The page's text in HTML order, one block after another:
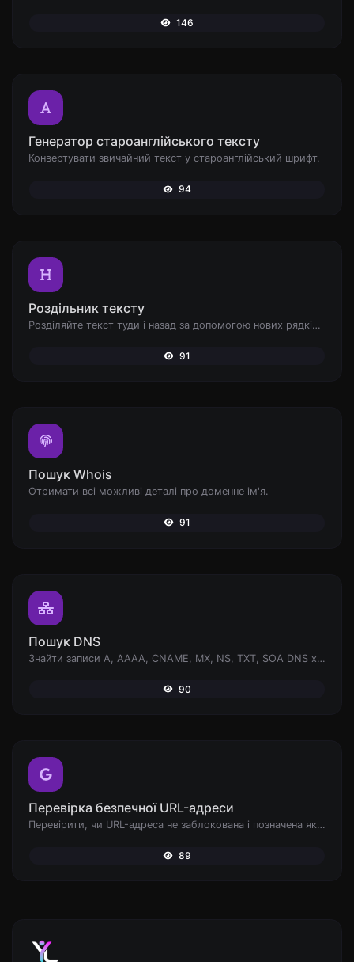
146
Генератор староанглійського тексту
Конвертувати звичайний текст у староанглійський шрифт.
94
Роздільник тексту
Розділяйте текст туди і назад за допомогою нових рядків, ком, крапок... і т.д.
91
Пошук Whois
Отримати всі можливі деталі про доменне ім'я.
91
Пошук DNS
Знайти записи A, AAAA, CNAME, MX, NS, TXT, SOA DNS хоста.
90
Перевірка безпечної URL-адреси
Перевірити, чи URL-адреса не заблокована і позначена як безпечна/небезпечна Google.
89